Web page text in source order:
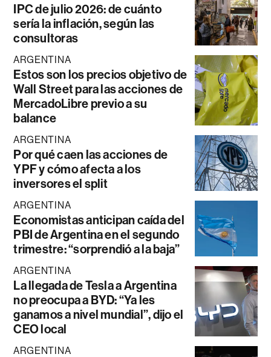
IPC de julio 2026: de cuánto
sería la inflación, según las
consultoras
ARGENTINA
Estos son los precios objetivo de
Wall Street para las acciones de
MercadoLibre previo a su
balance
ARGENTINA
Por qué caen las acciones de
YPF y cómo afecta a los
inversores el split
ARGENTINA
Economistas anticipan caída del
PBI de Argentina en el segundo
trimestre: “sorprendió a la baja”
ARGENTINA
La llegada de Tesla a Argentina
no preocupa a BYD: “Ya les
ganamos a nivel mundial”, dijo el
CEO local
ARGENTINA